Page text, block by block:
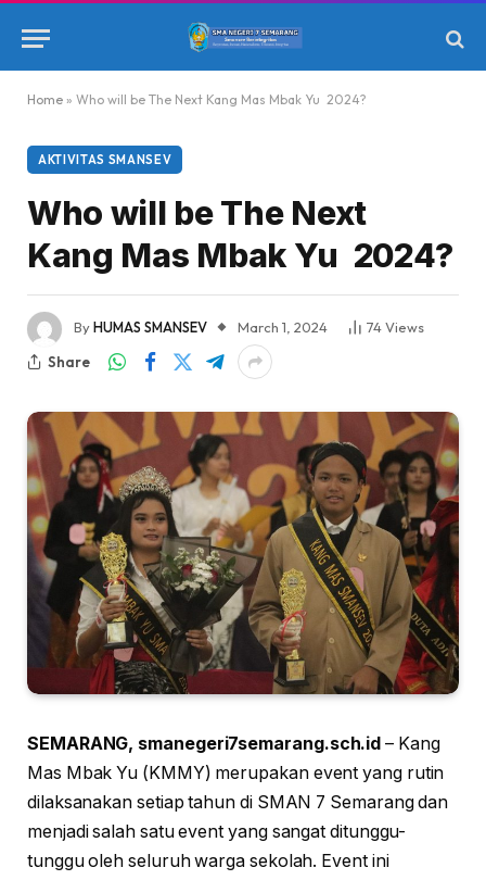
Home » Who will be The Next Kang Mas Mbak Yu 2024?
AKTIVITAS SMANSEV
Who will be The Next
Kang Mas Mbak Yu 2024?
ByHUMAS SMANSEV March 1, 2024 74Views
Share
SEMARANG, smanegeri7semarang.sch.id – Kang
Mas Mbak Yu (KMMY) merupakan event yang rutin
dilaksanakan setiap tahun di SMAN 7 Semarang dan
menjadi salah satu event yang sangat ditunggu-
tunggu oleh seluruh warga sekolah. Event ini